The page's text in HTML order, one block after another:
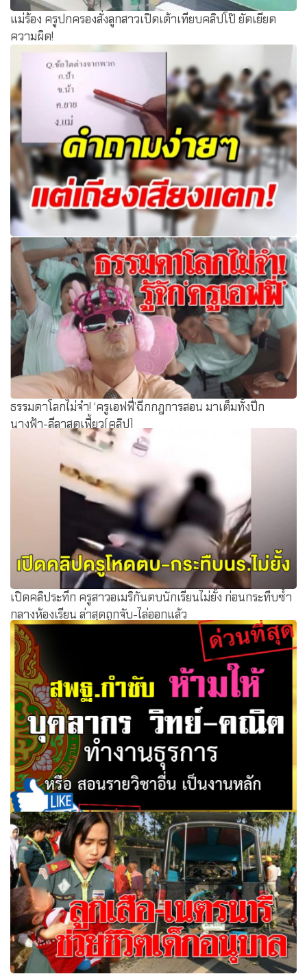
แม่ร้อง ครูปกครองสั่งลูกสาวเปิดเต้าเทียบคลิปโป๊ ยัดเยียด
ความผิด!
ชาวเน็ตเสียงแตก! ข้อสอบ ก.พ. กับคำถามเดาใจข้อใดต่างจาก
พวก
ธรรมดาโลกไม่จำ! ‘ครูเอฟฟี่’ฉีกกฎการสอน มาเต็มทั้งปีก
นางฟ้า-ลีลาสุดเฟี้ยว(คลิป)
เปิดคลิประทึก ครูสาวอเมริกันตบนักเรียนไม่ยั้ง ก่อนกระทืบซ้ำ
กลางห้องเรียน ล่าสุดถูกจับ-ไล่ออกแล้ว
สพฐ.กำชับ ห้ามให้ บุคลากรวิทย์-คณิต ทำงานธุรการ หรือ
สอนรายวิชาอื่น เป็นงานหลัก